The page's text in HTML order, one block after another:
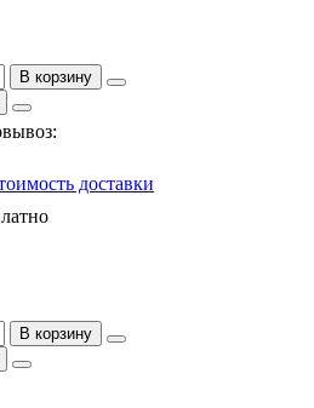
В корзину
доставки
В корзину